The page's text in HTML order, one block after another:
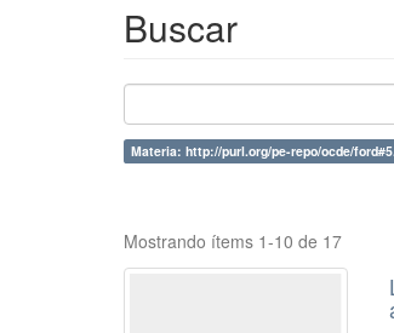
Buscar
Materia: http://purl.org/pe-repo/ocde/
Mostrando ítems 1-10 de 17